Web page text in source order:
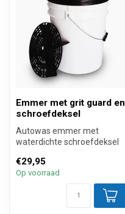
Emmer met grit guard en
schroefdeksel
Autowas emmer met
waterdichte schroefdeksel
wast dankzi...
€29,95
Op voorraad